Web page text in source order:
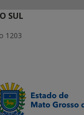
SUL
1203